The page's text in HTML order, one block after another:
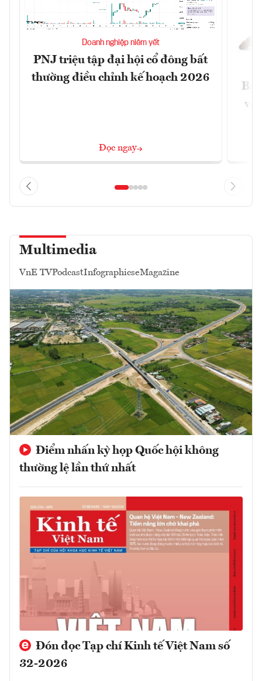
Doanh nghiệp niêm yết
PNJ triệu tập đại hội cổ đông bất
thường điều chỉnh kế hoạch 2026
Đọc ngay
và
Multimedia
VnE TVPodcastInfographicseMagazine
Điểm nhấn kỳ họp Quốc hội không
thường lệ lần thứ nhất
Đón đọc Tạp chí Kinh tế Việt Nam số
32-2026